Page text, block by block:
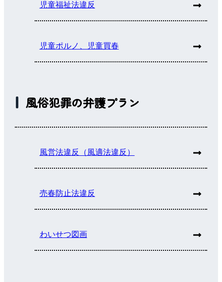
児童福祉法違反
児童ポルノ、児童買春
風俗犯罪の弁護プラン
風営法違反（風適法違反）
売春防止法違反
わいせつ図画